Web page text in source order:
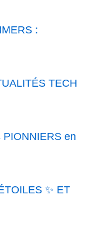
:
TECH
PIONNIERS en
✨ ET